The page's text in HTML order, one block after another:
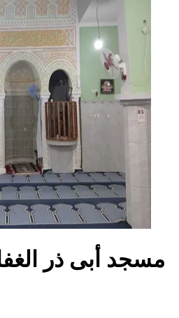
مسجد أبى ذر